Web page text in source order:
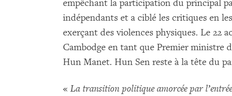
empêchant la participation du principal
indépendants et a ciblé les critiques en
exerçant des violences physiques. Le 22
Cambodge en tant que Premier ministre
Hun Manet. Hun Sen reste à la tête du
« La transition politique amorcée par